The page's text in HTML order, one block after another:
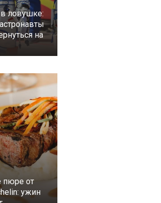
ловушке:
на
пюре от
ужин